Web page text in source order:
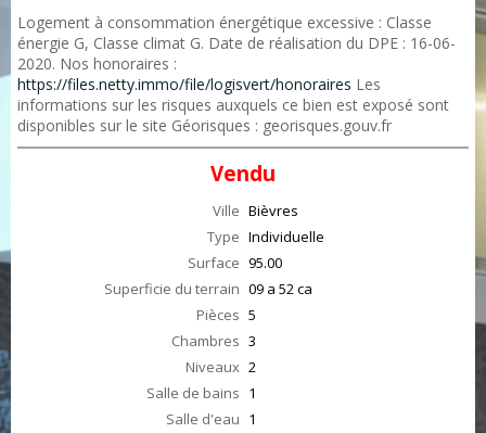
Logement à consommation énergétique excessive : Classe
énergie G, Classe climat G. Date de réalisation du DPE : 16-06-
2020. Nos honoraires :
https://files.netty.immo/file/logisvert/honoraires Les
informations sur les risques auxquels ce bien est exposé sont
disponibles sur le site Géorisques : georisques.gouv.fr
Vendu
Ville Bièvres
Type Individuelle
Surface 95.00
Superficie du terrain 09 a 52 ca
Pièces 5
Chambres 3
Niveaux 2
Salle de bains 1
Salle d'eau 1